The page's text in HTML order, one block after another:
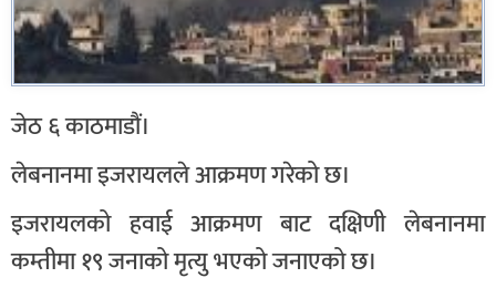
जेठ ६ काठमाडौं।
लेबनानमा इजरायलले आक्रमण गरेको छ।
इजरायलको हवाई आक्रमण बाट दक्षिणी लेबनानमा
कम्तीमा १९ जनाको मृत्यु भएको जनाएको छ।